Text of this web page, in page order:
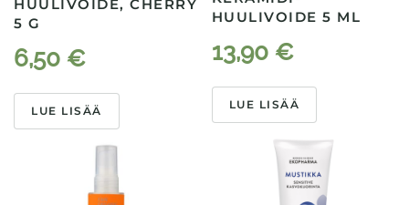
HUULIVOIDE, CHERRY
5 G
6,50 €
LUE LISÄÄ
HUULIVOIDE 5 ML
13,90 €
LUE LISÄÄ